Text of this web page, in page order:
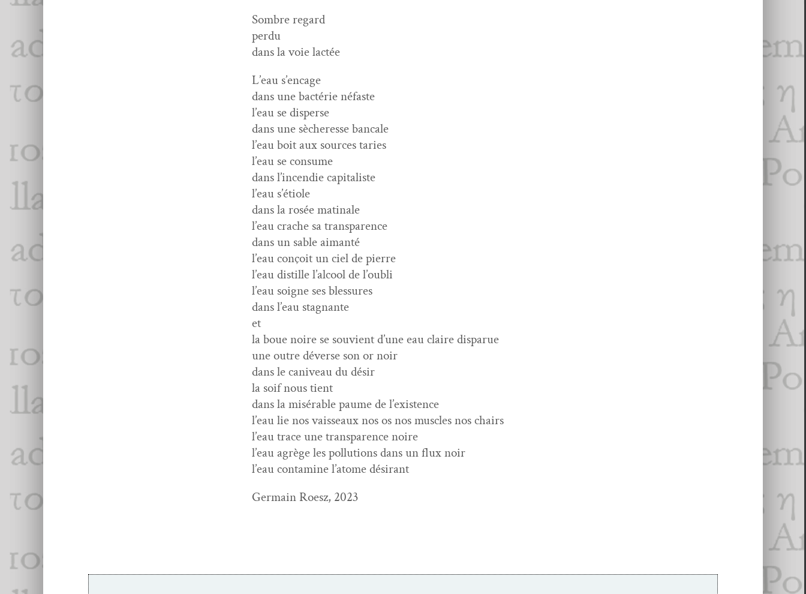
Som­bre regard
perdu
dans la voie lactée
L’eau s’encage
dans une bac­térie néfaste
l’eau se disperse
dans une sècher­esse bancale
l’eau boit aux sources taries
l’eau se consume
dans l’incendie capitaliste
l’eau s’étiole
dans la rosée matinale
l’eau crache sa transparence
dans un sable aimanté
l’eau conçoit un ciel de pierre
l’eau dis­tille l’alcool de l’oubli
l’eau soigne ses blessures
dans l’eau stagnante
et
la boue noire se sou­vient d’une eau claire disparue
une out­re déverse son or noir
dans le caniveau du désir
la soif nous tient
dans la mis­érable paume de l’existence
l’eau lie nos vais­seaux nos os nos mus­cles nos chairs
l’eau trace une trans­parence noire
l’eau agrège les pol­lu­tions dans un flux noir
l’eau con­t­a­mine l’atome désirant
Ger­main Roesz, 2023